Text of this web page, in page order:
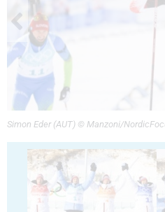
Simon Eder (AUT) © Manzoni/